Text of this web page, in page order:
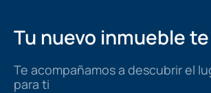
Tu nuevo inmueble
Te acompañamos a descubrir el
para ti